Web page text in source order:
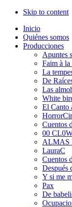
Skip to content
Inicio
Quiénes somos
Producciones
Apuntes
Faim à la
La
De
Las
White
El Canto
Cuentos
00
ALMAS
LauraC
Cuentos
Después
Y si me
Pax
De